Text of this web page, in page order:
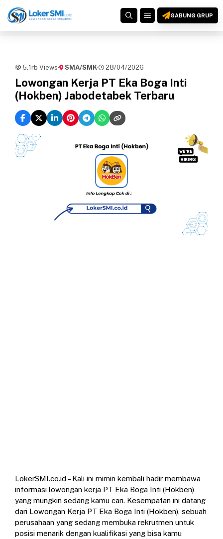
ke
MENUGABUNG GRUP
5,1rb Views· SMA/SMK· 28/04/2026
Lowongan Kerja PT Eka Boga Inti
(Hokben) Jabodetabek Terbaru
LokerSMI.co.id – Kali ini mimin kembali hadir membawa
informasi lowongan kerja PT Eka Boga Inti (Hokben)
yang mungkin sedang kamu cari. Kesempatan ini datang
dari Lowongan Kerja PT Eka Boga Inti (Hokben), sebuah
perusahaan yang sedang membuka rekrutmen untuk
posisi menarik dengan kualifikasi yang bisa kamu